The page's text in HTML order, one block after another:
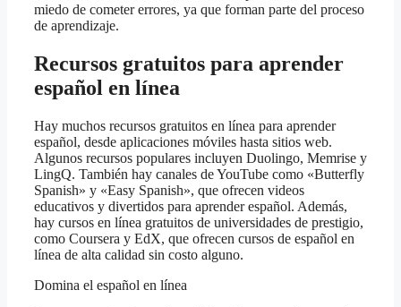
miedo de cometer errores, ya que forman parte del proceso
de aprendizaje.
Recursos gratuitos para aprender
español en línea
Hay muchos recursos gratuitos en línea para aprender
español, desde aplicaciones móviles hasta sitios web.
Algunos recursos populares incluyen Duolingo, Memrise y
LingQ. También hay canales de YouTube como «Butterfly
Spanish» y «Easy Spanish», que ofrecen videos
educativos y divertidos para aprender español. Además,
hay cursos en línea gratuitos de universidades de prestigio,
como Coursera y EdX, que ofrecen cursos de español en
línea de alta calidad sin costo alguno.
Domina el español en línea